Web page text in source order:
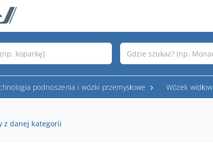
podnoszenia i wózki przemysłowe Wózek
z danej kategorii